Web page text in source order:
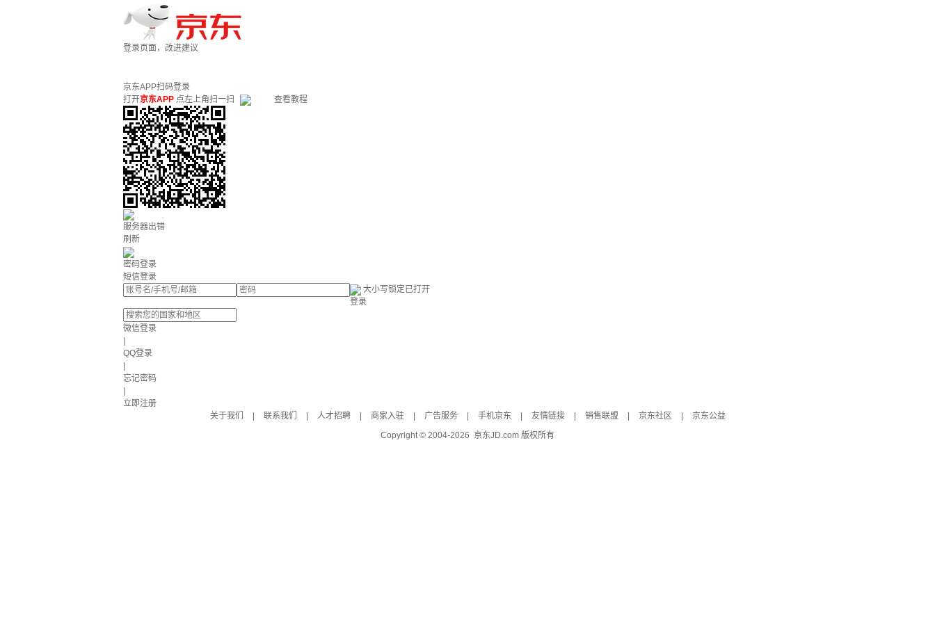
登录页面，改进建议
京东APP扫码登录
打开京东APP 点左上角扫一扫 查看教程
服务器出错
刷新
密码登录
短信登录
大小写锁定已打开
登录
微信登录
QQ登录
忘记密码
立即注册
关于我们
联系我们 人才招聘 商家入驻 广告服务 手机京东 友情链接 销售联盟 京东社区
京东公益
Copyright © 2004-2026 京东JD.com 版权所有